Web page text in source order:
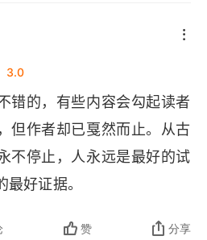
3.0
错的，有些内容会勾起读者
但作者却已戛然而止。从古
不停止，人永远是最好的试
好证据。
赞 分享